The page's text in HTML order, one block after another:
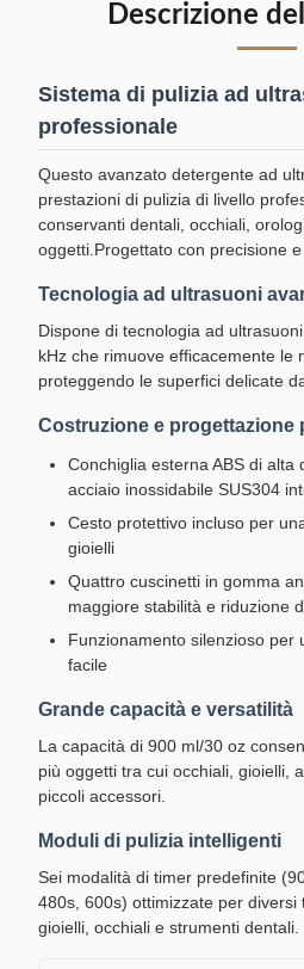
Descrizione
Sistema di pulizia ad
professionale
Questo avanzato detergente ad
prestazioni di pulizia di livello
conservanti dentali, occhiali,
oggetti.Progettato con precisione
Tecnologia ad ultrasuoni
Dispone di tecnologia ad
kHz che rimuove efficacemente le
proteggendo le superfici delicate
Costruzione e progettazione
Conchiglia esterna ABS di alta
acciaio inossidabile SUS304
Cesto protettivo incluso per
gioielli
Quattro cuscinetti in gomma
maggiore stabilità e riduzione
Funzionamento silenzioso per
facile
Grande capacità e versatilità
La capacità di 900 ml/30 oz
più oggetti tra cui occhiali, gioielli,
piccoli accessori.
Moduli di pulizia intelligenti
Sei modalità di timer predefinite
480s, 600s) ottimizzate per diversi
gioielli, occhiali e strumenti dentali.